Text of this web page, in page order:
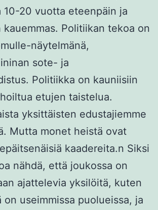
10-20 vuotta eteenpäin ja
kauemmas. Politiikan tekoa on
näytelmänä,
sote- ja
Politiikka on kauniisiin
etujen taistelua.
yksittäisten edustajiemme
Mutta monet heistä ovat
kaadereita.n Siksi
nähdä, että joukossa on
ajattelevia yksilöitä, kuten
on useimmissa puolueissa, ja